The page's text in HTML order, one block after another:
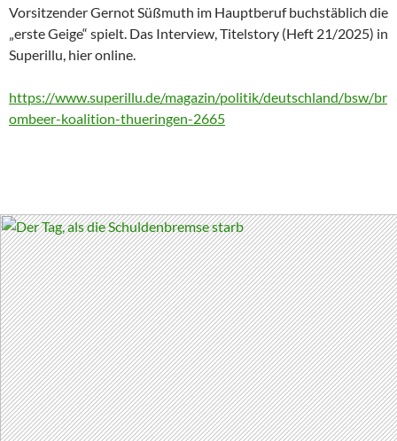
Vorsitzender Gernot Süßmuth im Hauptberuf buchstäblich die
„erste Geige“ spielt. Das Interview, Titelstory (Heft 21/2025) in
Superillu, hier online.
https://www.superillu.de/magazin/politik/deutschland/bsw/br
ombeer-koalition-thueringen-2665